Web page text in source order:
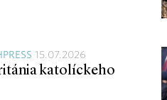
15.07.2026
katolíckeho